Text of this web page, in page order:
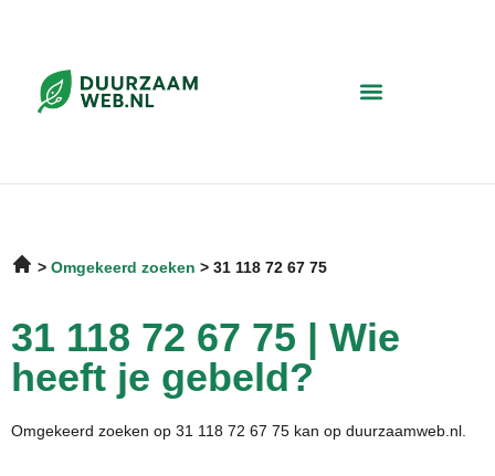
Omgekeerd zoeken 31 118 72 67 75
31 118 72 67 75 | Wie
heeft je gebeld?
Omgekeerd zoeken op 31 118 72 67 75 kan op duurzaamweb.nl.